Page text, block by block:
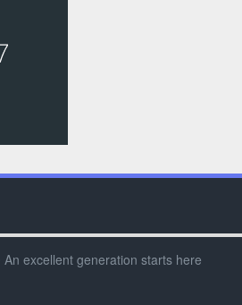
An excellent generation starts here